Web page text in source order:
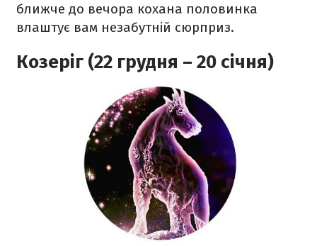
ближче до вечора кохана половинка
влаштує вам незабутній сюрприз.
Козеріг (22 грудня – 20 січня)